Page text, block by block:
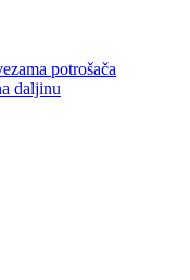
potrošača
daljinu